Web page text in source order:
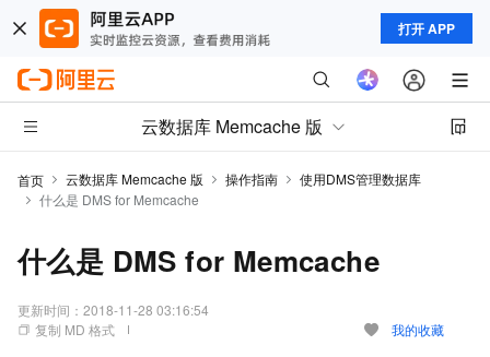
打开 APP
云数据库 Memcache 版
首页 云数据库 Memcache 版 操作指南
使用DMS管理数据库
什么是 DMS for Memcache
什么是 DMS for Memcache
更新时间： 2018-11-28 03:16:54
复制 MD 格式
我的收藏